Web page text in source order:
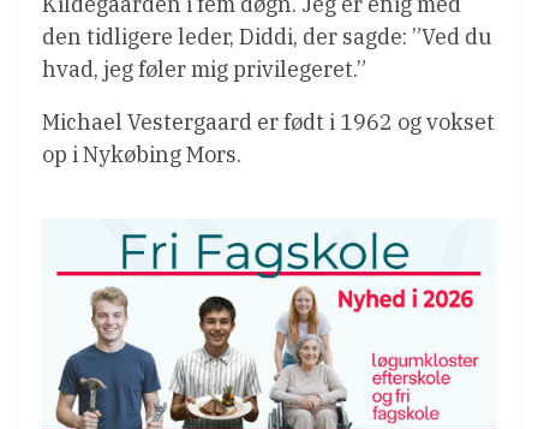
den tidligere leder, Diddi, der sagde: ”Ved du
hvad, jeg føler mig privilegeret.”
Michael Vestergaard er født i 1962 og vokset
op i Nykøbing Mors.